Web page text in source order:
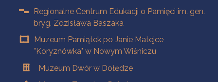
Regionalne Centrum Edukacji o Pamięci im. gen.
bryg. Zdzisława Baszaka
Muzeum Pamiątek po Janie Matejce
"Koryznówka" w Nowym Wiśniczu
Muzeum Dwór w Dołędze